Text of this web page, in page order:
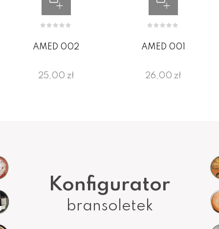
AMED 002
25,00 zł
AMED 001
26,00 zł
Konfigurator
bransoletek